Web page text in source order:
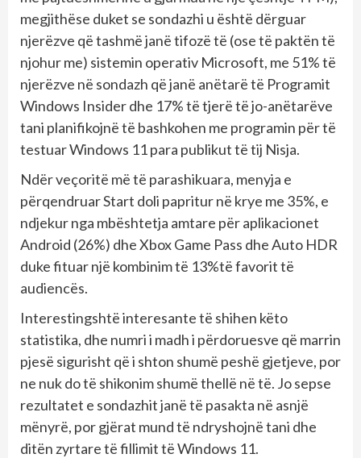
megjithëse duket se sondazhi u është dërguar
njerëzve që tashmë janë tifozë të (ose të paktën të
njohur me) sistemin operativ Microsoft, me 51% të
njerëzve në sondazh që janë anëtarë të Programit
Windows Insider dhe 17% të tjerë të jo-anëtarëve
tani planifikojnë të bashkohen me programin për të
testuar Windows 11 para publikut të tij Nisja.
Ndër veçoritë më të parashikuara, menyja e
përqendruar Start doli papritur në krye me 35%, e
ndjekur nga mbështetja amtare për aplikacionet
Android (26%) dhe Xbox Game Pass dhe Auto HDR
duke fituar një kombinim të 13%të favorit të
audiencës.
Interestingshtë interesante të shihen këto
statistika, dhe numri i madh i përdoruesve që marrin
pjesë sigurisht që i shton shumë peshë gjetjeve, por
ne nuk do të shikonim shumë thellë në të. Jo sepse
rezultatet e sondazhit janë të pasakta në asnjë
mënyrë, por gjërat mund të ndryshojnë tani dhe
ditën zyrtare të fillimit të Windows 11.